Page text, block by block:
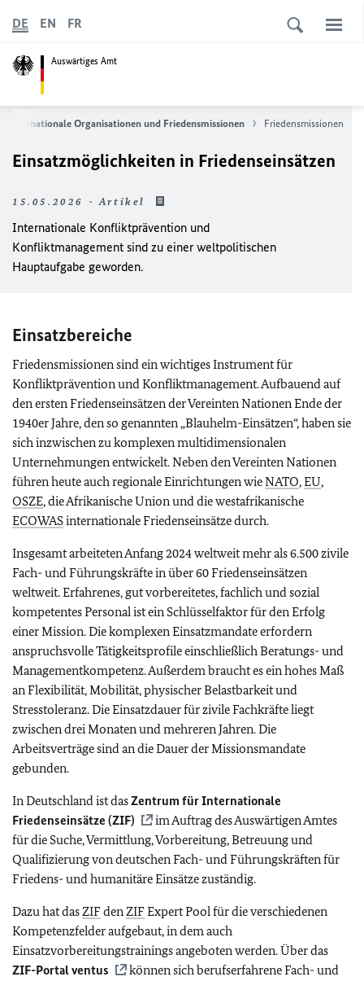
Auswärtiges Amt
DE EN FR
Internationale Organisationen und Friedensmissionen Friedensmissionen
Einsatzmöglichkeiten in Friedenseinsätzen
15.05.2026 - Artikel
Internationale Konfliktprävention und
Konfliktmanagement sind zu einer weltpolitischen
Hauptaufgabe geworden.
Einsatzbereiche
Friedensmissionen sind ein wichtiges Instrument für
Konfliktprävention und Konfliktmanagement. Aufbauend auf
den ersten Friedenseinsätzen der Vereinten Nationen Ende der
1940er Jahre, den so genannten „Blauhelm-Einsätzen“, haben sie
sich inzwischen zu komplexen multidimensionalen
Unternehmungen entwickelt. Neben den Vereinten Nationen
führen heute auch regionale Einrichtungen wieNATO,EU,
OSZE, die Afrikanische Union und die westafrikanische
ECOWASinternationale Friedenseinsätze durch.
Insgesamt arbeiteten Anfang 2024 weltweit mehr als 6.500 zivile
Fach- und Führungskräfte in über 60 Friedenseinsätzen
weltweit. Erfahrenes, gut vorbereitetes, fachlich und sozial
kompetentes Personal ist ein Schlüsselfaktor für den Erfolg
einer Mission. Die komplexen Einsatzmandate erfordern
anspruchsvolle Tätigkeitsprofile einschließlich Beratungs- und
Managementkompetenz. Außerdem braucht es ein hohes Maß
an Flexibilität, Mobilität, physischer Belastbarkeit und
Stresstoleranz. Die Einsatzdauer für zivile Fachkräfte liegt
zwischen drei Monaten und mehreren Jahren. Die
Arbeitsverträge sind an die Dauer der Missionsmandate
gebunden.
In Deutschland ist dasZentrum für Internationale
Friedenseinsätze (ZIF)
im Auftrag des Auswärtigen Amtes
für die Suche, Vermittlung, Vorbereitung, Betreuung und
Qualifizierung von deutschen Fach- und Führungskräften für
Friedens- und humanitäre Einsätze zuständig.
Dazu hat dasZIFdenZIFExpert Poolfür die verschiedenen
Kompetenzfelder aufgebaut, in dem auch
Einsatzvorbereitungstrainings angeboten werden. Über das
ZIF-Portal ventus
können sich berufserfahrene Fach- und